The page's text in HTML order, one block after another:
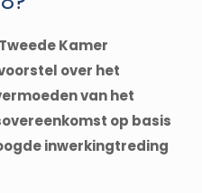
Kamer
over het
van het
op basis
inwerkingtreding